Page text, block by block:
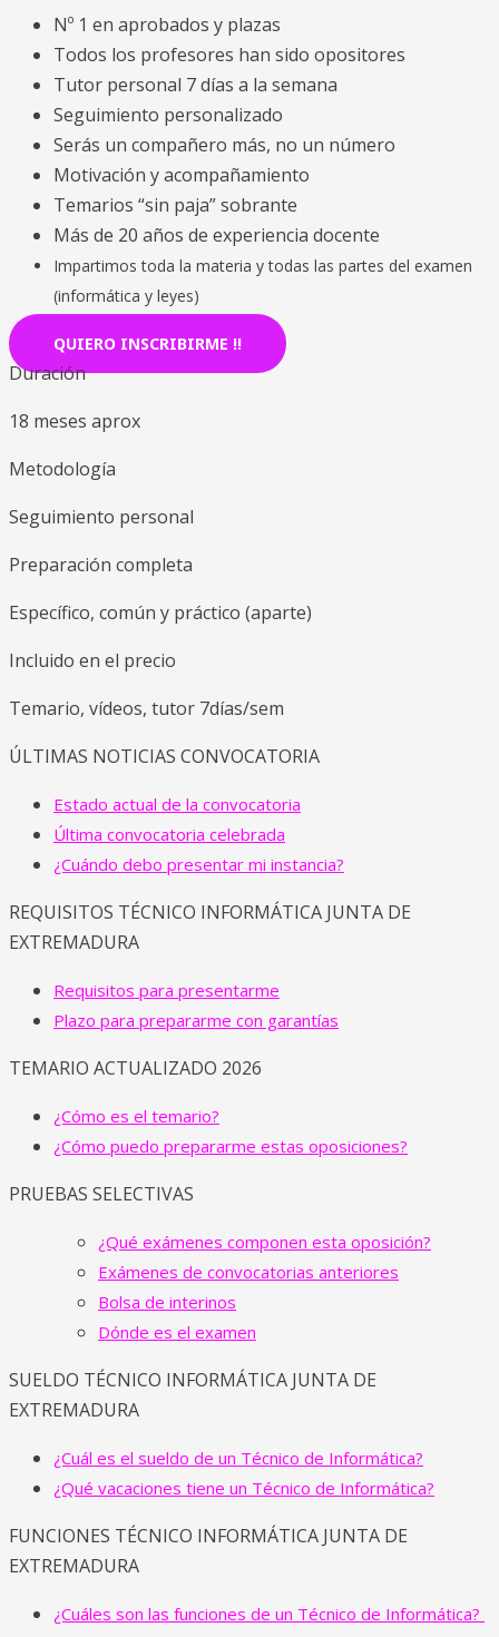
Nº 1 en aprobados y plazas
Todos los profesores han sido opositores
Tutor personal 7 días a la semana
Seguimiento personalizado
Serás un compañero más, no un número
Motivación y acompañamiento
Temarios “sin paja” sobrante
Más de 20 años de experiencia docente
Impartimos toda la materia y todas las partes del examen
(informática y leyes)
QUIERO INSCRIBIRME !!
Duración
18 meses aprox
Metodología
Seguimiento personal
Preparación completa
Específico, común y práctico (aparte)
Incluido en el precio
Temario, vídeos, tutor 7días/sem
ÚLTIMAS NOTICIAS CONVOCATORIA
Estado actual de la convocatoria
Última convocatoria celebrada
¿Cuándo debo presentar mi instancia?
REQUISITOS TÉCNICO INFORMÁTICA JUNTA DE
EXTREMADURA
Requisitos para presentarme
Plazo para prepararme con garantías
TEMARIO ACTUALIZADO 2026
¿Cómo es el temario?
¿Cómo puedo prepararme estas oposiciones?
PRUEBAS SELECTIVAS
¿Qué exámenes componen esta oposición?
Exámenes de convocatorias anteriores
Bolsa de interinos
Dónde es el examen
SUELDO TÉCNICO INFORMÁTICA JUNTA DE
EXTREMADURA
¿Cuál es el sueldo de un Técnico de Informática?
¿Qué vacaciones tiene un Técnico de Informática?
FUNCIONES TÉCNICO INFORMÁTICA JUNTA DE
EXTREMADURA
¿Cuáles son las funciones de un Técnico de Informática?